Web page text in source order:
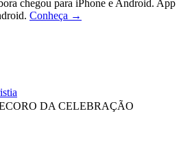
chegou para iPhone e Android. App
Conheça →
DA CELEBRAÇÃO